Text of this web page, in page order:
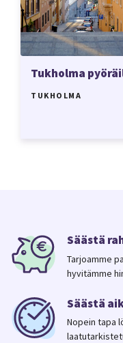
Tukholma
TUKHOLMA
Säästä
Tarjoamme
hyvitämme
Säästä
Nopein tapa